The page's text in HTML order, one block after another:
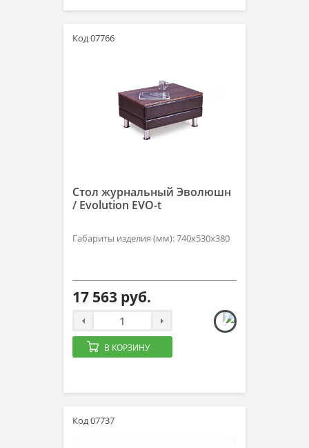
Код 07766
Стол журнальный Эволюшн
/ Evolution EVO-t
Габариты изделия (мм): 740х530х380
17 563 руб.
В КОРЗИНУ
Код 07737